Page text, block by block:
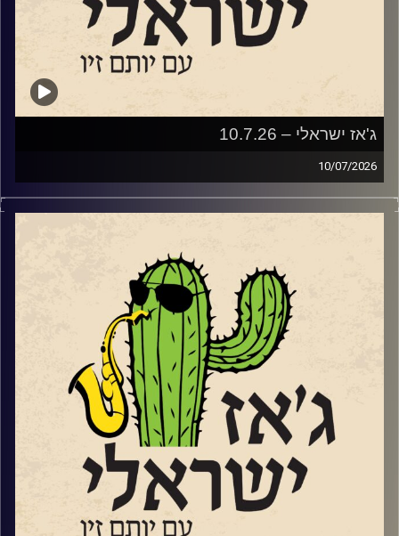
ג'אז ישראלי – 10.7.26
10/07/2026
השבוע בג'ז ישראלי
שהחלה ב – 2.6 ותסתיים ב – 8.9. שוחחנו עם שתיים
מהמוזיקאיות שיופיעו בסדרה.
עידית מינצר שתופיע ב 14.7
עם החמישייה בהובלתה שהופיעה לראשונה בפסטיבל הג'ז
ועם סלעית להב שתופיע
עם ההרכב הברזילאי שלה, "שורולה" ב 28.7
בהמשך לקראת שתי הופעות שלו בשבלול ג'אז בתל אביב
שוחחנו עם הפסנתרן טמיר הנדלמן שמגיע להשיק את אלבום
החדש שלו עם הזמרת טיירני טוסון.
סיימנו עם סינגל
מתוך האלבום החדש של המלחין והחצוצרן איתמר בורוכוב.